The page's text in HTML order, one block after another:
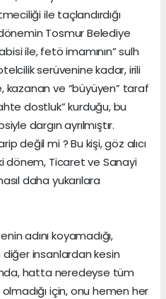
ile taçlandırdığı
Tosmur Belediye
ile, fetö imamının” sulh
serüvenine kadar, irili
kazanan ve “büyüyen” taraf
dostluk” kurduğu, bu
dargın ayrılmıştır.
değil mi ? Bu kişi, göz alıcı
dönem, Ticaret ve Sanayi
daha yukarılara
adını koyamadığı,
diğer insanlardan kesin
hatta neredeyse tüm
için, onu hemen her